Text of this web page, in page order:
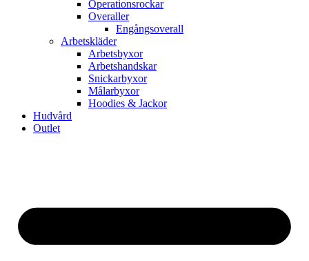
Operationsrockar
Overaller
Engångsoverall
Arbetskläder
Arbetsbyxor
Arbetshandskar
Snickarbyxor
Målarbyxor
Hoodies & Jackor
Hudvård
Outlet